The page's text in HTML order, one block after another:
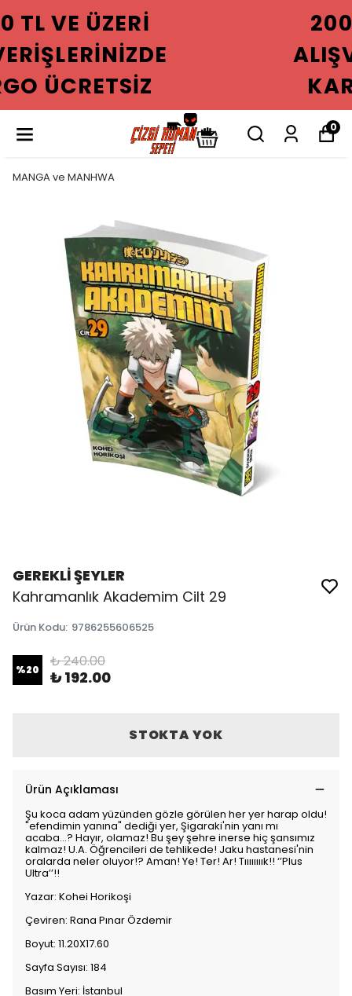
2000 TL VE ÜZERI
ALIŞVERIŞLERINIZDE
KARGO ÜCRETSIZ
0
MANGA ve MANHWA
GEREKLİ ŞEYLER
Kahramanlık Akademim Cilt 29
Ürün Kodu: 9786255606525
%20 ₺ 240.00
₺ 192.00
STOKTA YOK
Ürün Açıklaması
Şu koca adam yüzünden gözle görülen her yer harap oldu!
"efendimin yanına" dediği yer, Şigaraki'nin yanı mı
acaba...? Hayır, olamaz! Bu şey şehre inerse hiç şansımız
kalmaz! U.A. Öğrencileri de tehlikede! Jaku hastanesi'nin
oralarda neler oluyor!? Aman! Ye! Ter! Ar! Tıııııııık!! ‘’Plus
Ultra’’!!
Yazar: Kohei Horikoşi
Çeviren: Rana Pınar Özdemir
Boyut: 11.20X17.60
Sayfa Sayısı: 184
Basım Yeri: İstanbul